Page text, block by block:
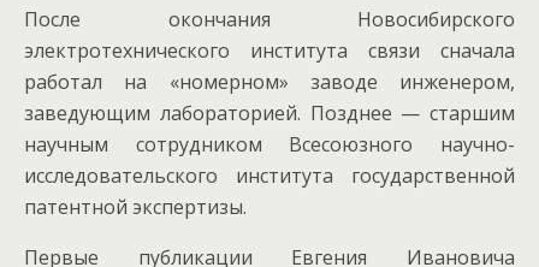
После окончания Новосибирского
электротехнического института связи сначала
работал на «номерном» заводе инженером,
заведующим лабораторией. Позднее — старшим
научным сотрудником Всесоюзного научно-
исследовательского института государственной
патентной экспертизы.
Первые публикации Евгения Ивановича